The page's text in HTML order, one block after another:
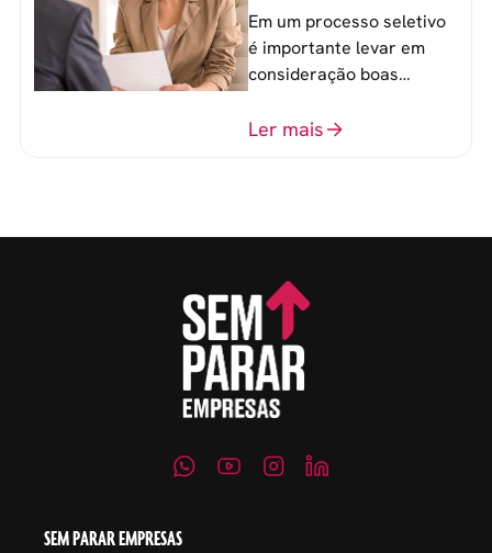
que recrutadores não
devem fazer
Em um processo seletivo
é importante levar em
consideração boas
o perfil do profissional e
Ler mais
SEM PARAR EMPRESAS